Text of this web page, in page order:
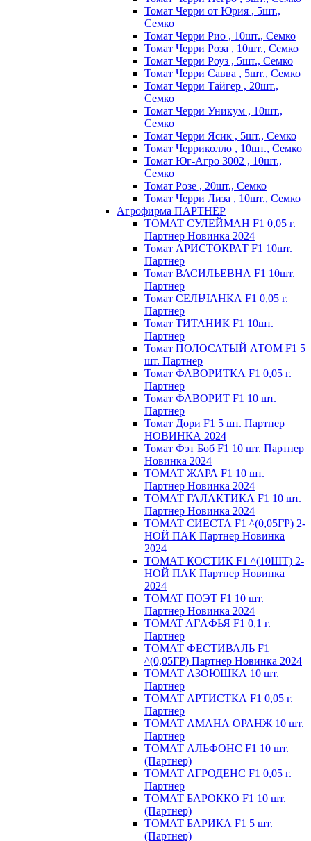
Томат Черри от Юрия , 5шт.,
Семко
Томат Черри Рио , 10шт., Семко
Томат Черри Роза , 10шт., Семко
Томат Черри Роуз , 5шт., Семко
Томат Черри Савва , 5шт., Семко
Томат Черри Тайгер , 20шт.,
Семко
Томат Черри Уникум , 10шт.,
Семко
Томат Черри Ясик , 5шт., Семко
Томат Черриколло , 10шт., Семко
Томат Юг-Агро 3002 , 10шт.,
Семко
Томат Розе , 20шт., Семко
Томат Черри Лиза , 10шт., Семко
Агрофирма ПАРТНЁР
ТОМАТ СУЛЕЙМАН F1 0,05 г.
Партнер Новинка 2024
Томат АРИСТОКРАТ F1 10шт.
Партнер
Томат ВАСИЛЬЕВНА F1 10шт.
Партнер
Томат СЕЛЬЧАНКА F1 0,05 г.
Партнер
Томат ТИТАНИК F1 10шт.
Партнер
Томат ПОЛОСАТЫЙ АТОМ F1 5
шт. Партнер
Томат ФАВОРИТКА F1 0,05 г.
Партнер
Томат ФАВОРИТ F1 10 шт.
Партнер
Томат Дори F1 5 шт. Партнер
НОВИНКА 2024
Томат Фэт Боб F1 10 шт. Партнер
Новинка 2024
ТОМАТ ЖАРА F1 10 шт.
Партнер Новинка 2024
ТОМАТ ГАЛАКТИКА F1 10 шт.
Партнер Новинка 2024
ТОМАТ СИЕСТА F1 ^(0,05ГР) 2-
НОЙ ПАК Партнер Новинка
2024
ТОМАТ КОСТИК F1 ^(10ШТ) 2-
НОЙ ПАК Партнер Новинка
2024
TOMAT ПOЭT F1 10 шт.
Пapтнeр Новинка 2024
TOMAT AГAФЬЯ F1 0,1 г.
Пapтнep
ТОМАТ ФЕСТИВАЛЬ F1
^(0,05ГР) Партнер Новинка 2024
ТОМАТ АЗОЮШКА 10 шт.
Партнер
ТОМАТ АРТИСТКА F1 0,05 г.
Партнер
ТОМАТ АМАНА ОРАНЖ 10 шт.
Партнер
ТОМАТ АЛЬФОНС F1 10 шт.
(Партнер)
ТОМАТ АГРОДЕНС F1 0,05 г.
Партнер
ТОМАТ БАРОККО F1 10 шт.
(Партнер)
ТОМАТ БАРИКА F1 5 шт.
(Партнер)